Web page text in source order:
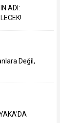
ADI:
Değil,